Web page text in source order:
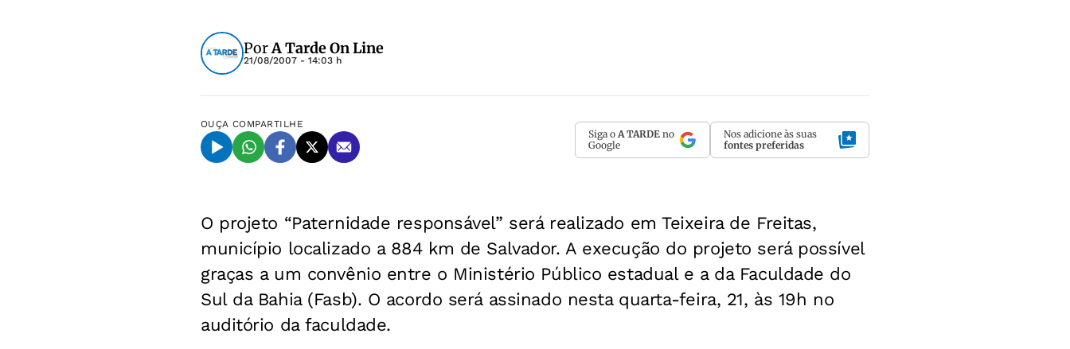
PorA Tarde On Line
21/08/2007 - 14:03 h
OUÇA COMPARTILHE
Siga o A TARDE no
Google
Nos adicione às suas
fontes preferidas
O projeto “Paternidade responsável” será realizado em Teixeira de Freitas,
município localizado a 884 km de Salvador. A execução do projeto será possível
graças a um convênio entre o Ministério Público estadual e a da Faculdade do
Sul da Bahia (Fasb). O acordo será assinado nesta quarta-feira, 21, às 19h no
auditório da faculdade.